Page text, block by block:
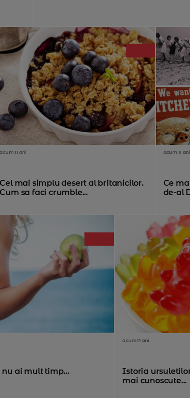
acum 11 ani
Cel mai simplu desert al britanicilor.
Cum sa faci crumble...
acum 11 ani
Ce
de-al
nu ai mult timp...
acum 11 ani
Istoria
mai cunoscute...